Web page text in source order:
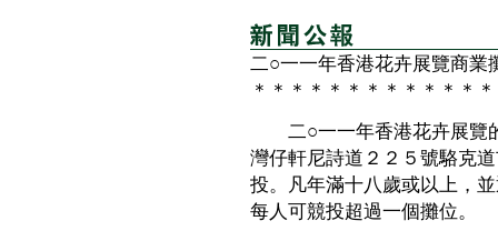
二○一一年香港花卉展覽商業
＊＊＊＊＊＊＊＊＊＊＊＊
二○一一年香港花卉展覽
灣仔軒尼詩道２２５號駱克
投。凡年滿十八歲或以上，
每人可競投超過一個攤位。